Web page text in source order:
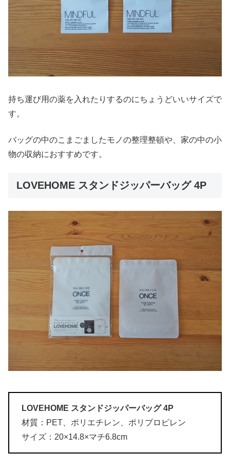
持ち運び用の薬を入れたりするのにちょうどいいサイズで
す。
バッグの中のこまごましたモノの整理整頓や、家の中の小
物の収納におすすめです。
LOVEHOME スタンドジッパーバッグ 4P
LOVEHOME スタンドジッパーバッグ 4P
材質：PET、ポリエチレン、ポリプロピレン
サイズ：20×14.8×マチ6.8cm